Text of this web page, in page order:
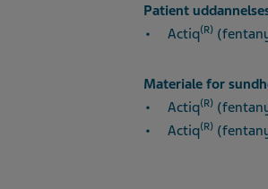
Patient
Actiq(R)
Materiale for
Actiq(R)
Actiq(R)